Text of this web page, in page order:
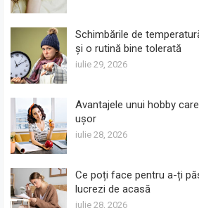
Schimbările de
și o rutină bine tolerată
iulie 29, 2026
Avantajele unui hobby
ușor
iulie 28, 2026
Ce poți face pentru a-ți
lucrezi de acasă
iulie 28, 2026